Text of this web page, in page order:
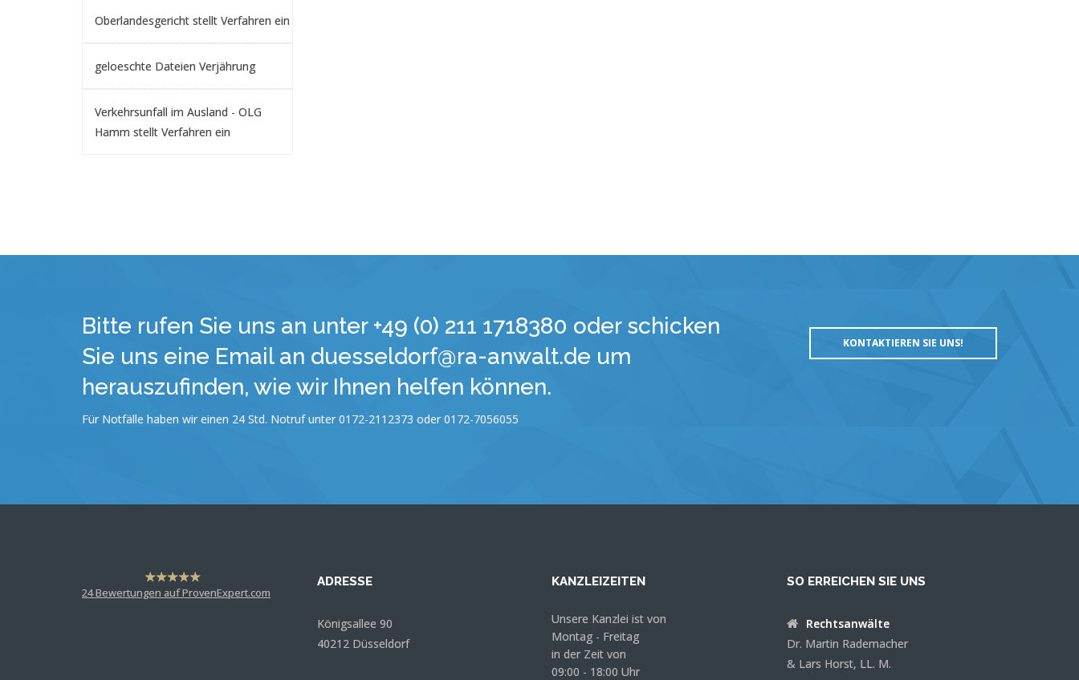
Oberlandesgericht stellt Verfahren ein
geloeschte Dateien Verjährung
Verkehrsunfall im Ausland - OLG
Hamm stellt Verfahren ein
Bitte rufen Sie uns an unter +49 (0) 211 1718380 oder schicken
Sie uns eine Email an duesseldorf@ra-anwalt.de um
herauszufinden, wie wir Ihnen helfen können.
Für Notfälle haben wir einen 24 Std. Notruf unter 0172-2112373 oder 0172-7056055
KONTAKTIEREN SIE UNS!
hat4,63
von
24Bewertungen auf ProvenExpert.com
ADRESSE
Königsallee 90
40212 Düsseldorf
KANZLEIZEITEN
Unsere Kanzlei ist von
Montag - Freitag
in der Zeit von
09:00 - 18:00 Uhr
SO ERREICHEN SIE UNS
Rechtsanwälte
Dr. Martin Rademacher
& Lars Horst, LL. M.